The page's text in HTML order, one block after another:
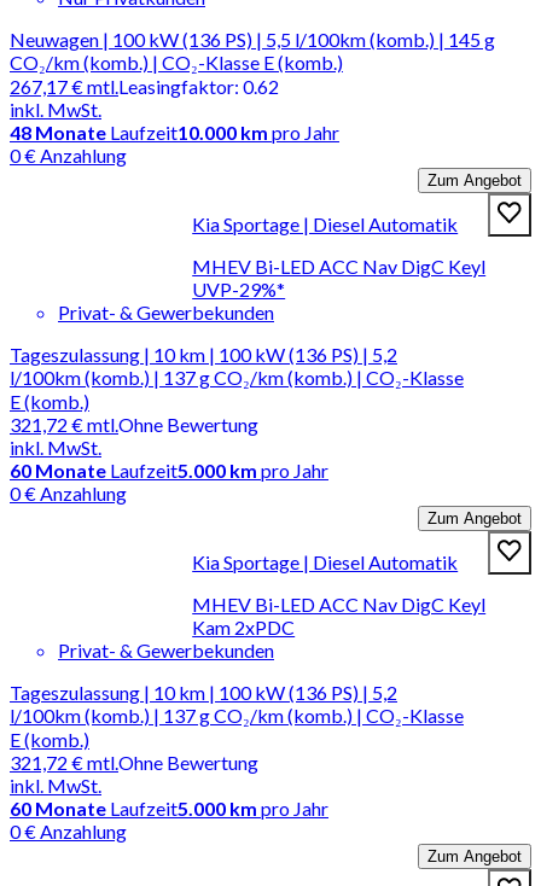
Neuwagen | 100 kW (136 PS) | 5,5 l/100km (komb.) | 145 g
CO₂/km (komb.) | CO₂-Klasse E (komb.)
267,17 €mtl.
inkl. MwSt.
Leasingfaktor: 0.62
48 Monate Laufzeit10.000 km pro Jahr
0 € Anzahlung
Zum Angebot
Kia Sportage | Diesel Automatik
MHEV Bi-LED ACC Nav DigC Keyl
UVP-29%*
Privat- & Gewerbekunden
Tageszulassung | 10 km | 100 kW (136 PS) | 5,2
l/100km (komb.) | 137 g CO₂/km (komb.) | CO₂-Klasse
E (komb.)
321,72 €mtl.
inkl. MwSt.
Ohne Bewertung
60 Monate Laufzeit5.000 km pro Jahr
0 € Anzahlung
Zum Angebot
Kia Sportage | Diesel Automatik
MHEV Bi-LED ACC Nav DigC Keyl
Kam 2xPDC
Privat- & Gewerbekunden
Tageszulassung | 10 km | 100 kW (136 PS) | 5,2
l/100km (komb.) | 137 g CO₂/km (komb.) | CO₂-Klasse
E (komb.)
321,72 €mtl.
inkl. MwSt.
Ohne Bewertung
60 Monate Laufzeit5.000 km pro Jahr
0 € Anzahlung
Zum Angebot